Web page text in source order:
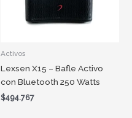
Activos
Lexsen X15 – Bafle Activo
con Bluetooth 250 Watts
$494.767